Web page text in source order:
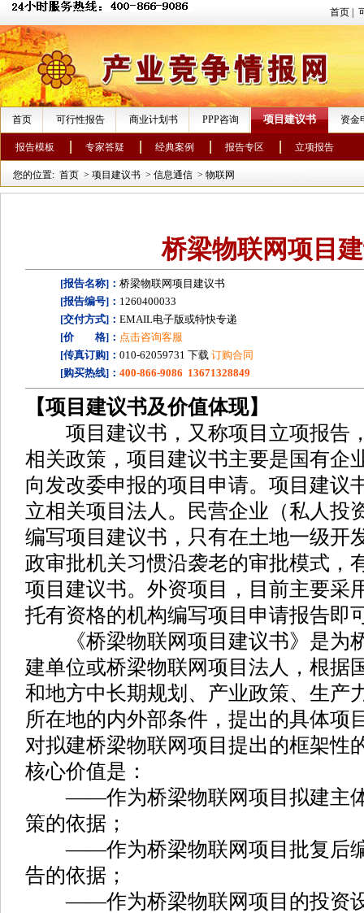
首页
首页 可行性报告 商业计划书 PPP咨询 项目建议书 资金
报告模板 专家答疑 经典案例 报告专区 立项报告
您的位置: 首页 > 项目建议书 > 信息通信 > 物联网
桥梁物联网项目
[报告名称]： 桥梁物联网项目建议书
[报告编号]： 1260400033
[交付方式]： EMAIL电子版或特快专递
[价 格]： 点击咨询客服
[传真订购]： 010-62059731 下载 订购合同
[购买热线]： 400-866-9086 13671328849
【项目建议书及价值体现】
项目建议书，又称项目立项报告
相关政策，项目建议书主要是国有企
向发改委申报的项目申请。项目建议
立相关项目法人。民营企业（私人投
编写项目建议书，只有在土地一级开
政审批机关习惯沿袭老的审批模式，
项目建议书。外资项目，目前主要采
托有资格的机构编写项目申请报告即
《桥梁物联网项目建议书》是为
建单位或桥梁物联网项目法人，根据
和地方中长期规划、产业政策、生产
所在地的内外部条件，提出的具体项
对拟建桥梁物联网项目提出的框架性
核心价值是：
——作为桥梁物联网项目拟建主体
策的依据；
——作为桥梁物联网项目批复后编
告的依据；
——作为桥梁物联网项目的投资设